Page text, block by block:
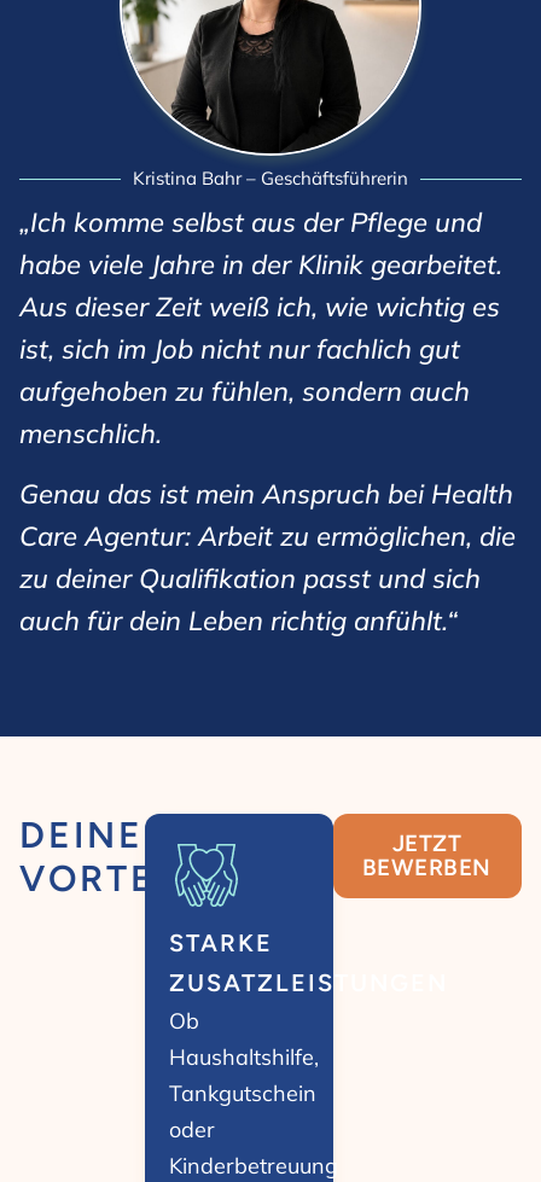
„Ich komme selbst aus der Pflege und
habe viele Jahre in der Klinik gearbeitet.
Aus dieser Zeit weiß ich, wie wichtig es
ist, sich im Job nicht nur fachlich gut
aufgehoben zu fühlen, sondern auch
menschlich.
Genau das ist mein Anspruch bei Health
Care Agentur: Arbeit zu ermöglichen, die
zu deiner Qualifikation passt und sich
auch für dein Leben richtig anfühlt.“
Kristina Bahr – Geschäftsführerin
DEINE
VORTEILE
STARKE
ZUSATZLEISTUNGEN
Ob
Haushaltshilfe,
Tankgutschein
oder
Kinderbetreuung
JETZT
BEWERBEN